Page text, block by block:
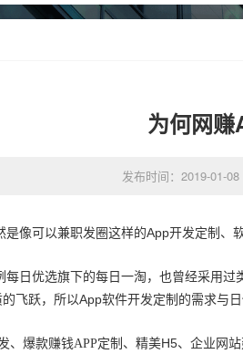
为何网赚
发布时间：2019-01-
是像可以兼职发圈这样的App开发定制、
日优选旗下的每日一淘，也曾经采用过
飞跃，所以App软件开发定制的需求与日
、爆款赚钱APP定制、精美H5、企业网